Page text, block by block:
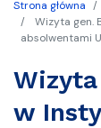
Strona główna
Wizyta gen.
absolwentami
Wizyta
w